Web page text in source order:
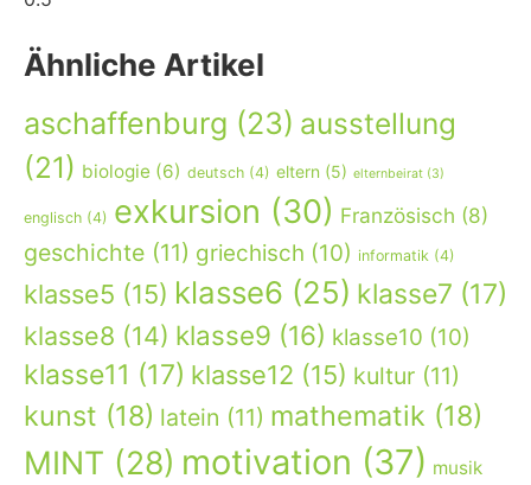
Ähnliche Artikel
aschaffenburg (23) ausstellung
(21) biologie (6) deutsch (4) eltern (5) elternbeirat (3)
englisch (4) exkursion (30) Französisch (8)
geschichte (11) griechisch (10) informatik (4)
klasse5 (15) klasse6 (25) klasse7 (17)
klasse8 (14) klasse9 (16) klasse10 (10)
klasse11 (17) klasse12 (15) kultur (11)
kunst (18) latein (11) mathematik (18)
MINT (28) motivation (37) musik